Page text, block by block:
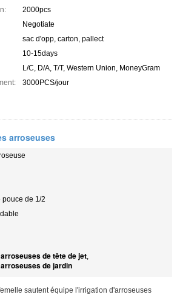
2000pcs
Negotiate
sac d'opp, carton, pallect
10-15days
L/C, D/A, T/T, Western Union, MoneyGram
3000PCS/jour
arroseuses
pouce de 1/2
de tête de jet,
de jardin
sautent équipe l'irrigation d'arroseuses